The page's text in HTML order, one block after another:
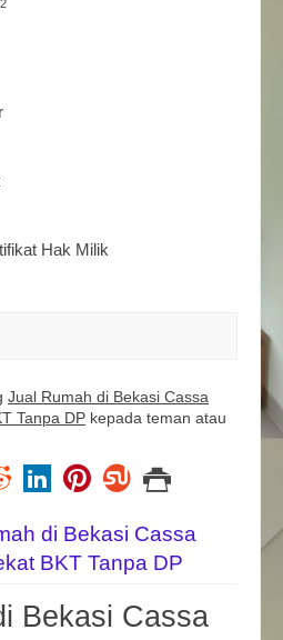
2
Hak Milik
Jual Rumah di Bekasi Cassa
Tanpa DP kepada teman atau
di Bekasi Cassa
BKT Tanpa DP
Bekasi Cassa